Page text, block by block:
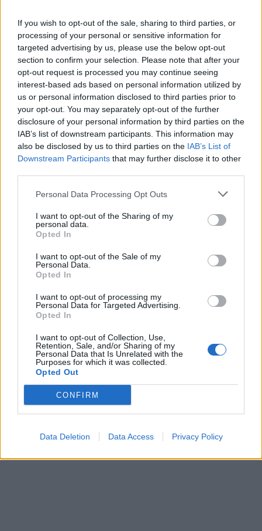
If you wish to opt-out of the sale, sharing to third parties, or
processing of your personal or sensitive information for
targeted advertising by us, please use the below opt-out
section to confirm your selection. Please note that after your
opt-out request is processed you may continue seeing
interest-based ads based on personal information utilized by
us or personal information disclosed to third parties prior to
your opt-out. You may separately opt-out of the further
disclosure of your personal information by third parties on the
IAB’s list of downstream participants. This information may
also be disclosed by us to third parties on the IAB’s List of
Downstream Participants that may further disclose it to other
Personal Data Processing Opt Outs
I want to opt-out of the Sharing of my
personal data.
Opted In
I want to opt-out of the Sale of my
Personal Data.
Opted In
I want to opt-out of processing my
Personal Data for Targeted Advertising.
Opted In
I want to opt-out of Collection, Use,
Retention, Sale, and/or Sharing of my
Personal Data that Is Unrelated with the
Purposes for which it was collected.
Opted Out
CONFIRM
Data Deletion Data Access Privacy Policy
Το FIAT 500 Hybrid τώρα από
18.990 ευρώ
Ατρόμητος και Novibet
συνεχίζουν μαζί: Ανανέωση της
συνεργασίας τους μέχρι το
2028
18η συνεχόμενη χρονιά για τον ΟΤΕ στη διεθνή σειρά δεικτών
FTSE4Good
πύλες του σε όλους
ΠΕΡΙΣΣΌΤΕΡΑ ΣΕ ΑΥΤΉ ΤΗΝ ΚΑΤΗΓΟΡΊΑ
World Class Greece Finals
2021: Έφτασε η ώρα του
virtual ελληνικού τελικού
16/04/2021 - 20:00
ενόψει Πάσχα
16/04/2021 - 16:39